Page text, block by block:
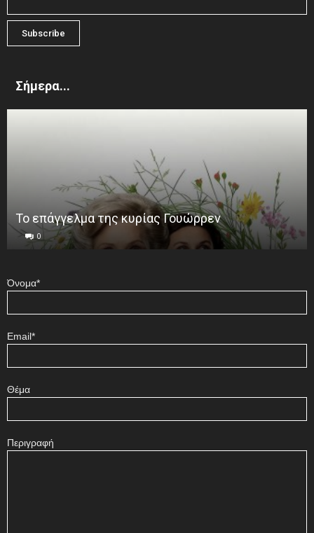
Σήμερα...
Το επάγγελμα της κυρίας Γουώρρεν
0
Όνομα*
Email*
Θέμα
Περιγραφή